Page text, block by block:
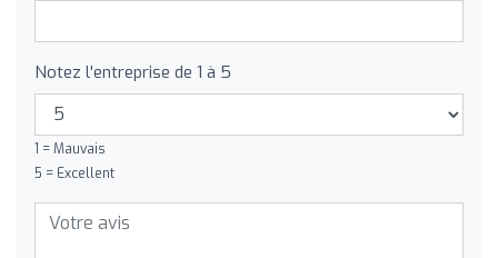
Notez l'entreprise de 1 à 5
1 = Mauvais
5 = Excellent